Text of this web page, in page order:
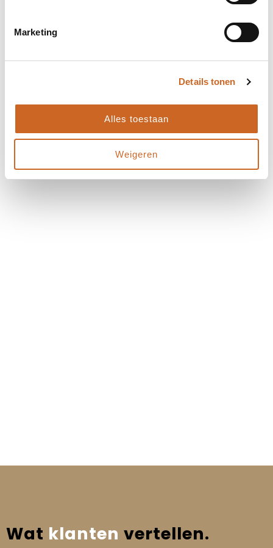
Marketing
Details tonen
Alles toestaan
Weigeren
Wat klanten vertellen.